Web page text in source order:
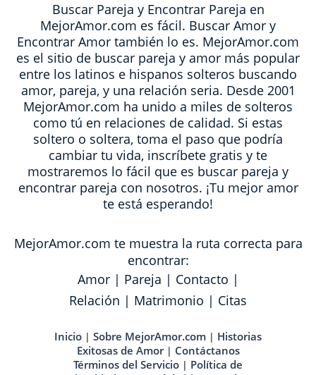
Buscar Pareja y Encontrar Pareja en
MejorAmor.com es fácil. Buscar Amor y
Encontrar Amor también lo es. MejorAmor.com
es el sitio de buscar pareja y amor más popular
entre los latinos e hispanos solteros buscando
amor, pareja, y una relación seria. Desde 2001
MejorAmor.com ha unido a miles de solteros
como tú en relaciones de calidad. Si estas
soltero o soltera, toma el paso que podría
cambiar tu vida, inscríbete gratis y te
mostraremos lo fácil que es buscar pareja y
encontrar pareja con nosotros. ¡Tu mejor amor
te está esperando!
MejorAmor.com te muestra la ruta correcta para
encontrar:
Amor| Pareja | Contacto |
Relación | Matrimonio | Citas
Inicio | Sobre MejorAmor.com | Historias
Exitosas de Amor| Contáctanos
Términos del Servicio | Política de